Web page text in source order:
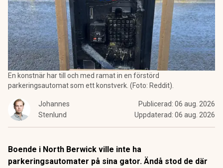
En konstnär har till och med ramat in en förstörd
parkeringsautomat som ett konstverk. (Foto: Reddit).
Johannes
Stenlund
Publicerad: 06 aug. 2026
Uppdaterad: 06 aug. 2026
Boende i North Berwick ville inte ha
parkeringsautomater på sina gator. Ändå stod de där